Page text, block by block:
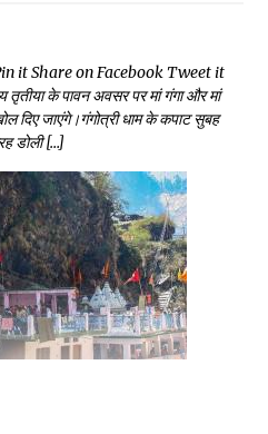
it Share on Facebook Tweet it
के पावन अवसर पर मां गंगा और मां
दिए जाएंगे।गंगोत्री धाम के कपाट सुबह
डोली […]